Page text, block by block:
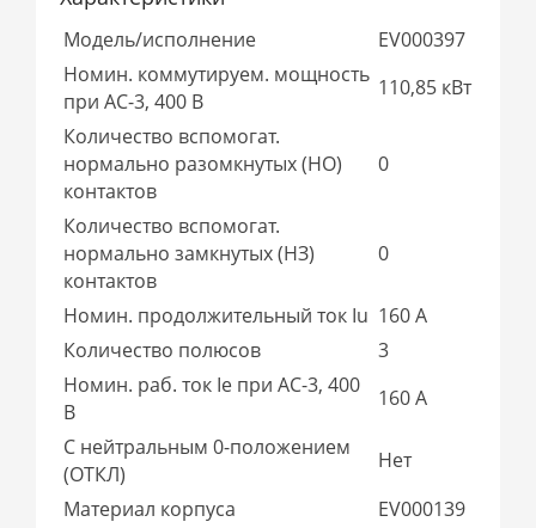
Модель/исполнение
EV000397
Номин. коммутируем. мощность
при AC-3, 400 В
110,85 кВт
Количество вспомогат.
нормально разомкнутых (НО)
контактов
0
Количество вспомогат.
нормально замкнутых (НЗ)
контактов
0
Номин. продолжительный ток Iu 160 А
Количество полюсов
3
Номин. раб. ток Ie при AC-3, 400
В
160 А
С нейтральным 0-положением
(ОТКЛ)
Нет
Материал корпуса
EV000139